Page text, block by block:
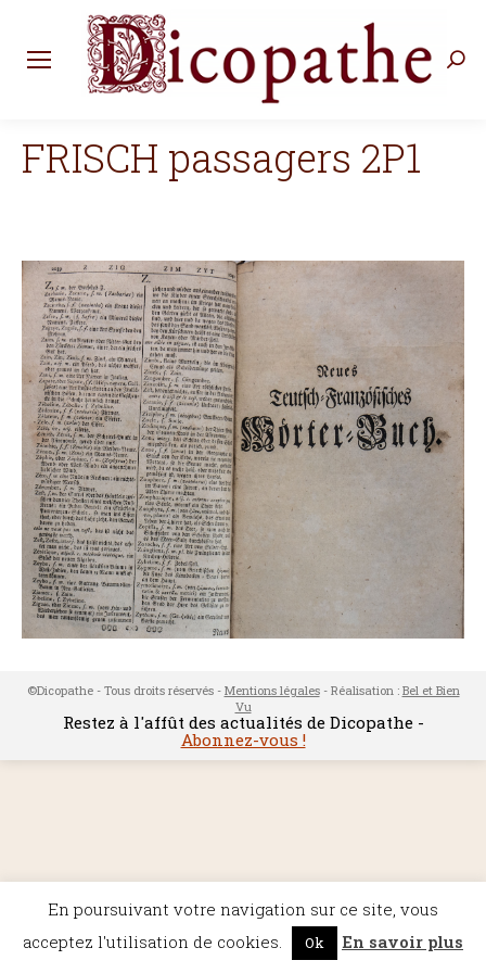
FRISCH passagers 2P1
©Dicopathe - Tous droits réservés - Mentions légales- Réalisation : Bel et Bien
Vu
Restez à l'affût des actualités de Dicopathe -
Abonnez-vous !
En poursuivant votre navigation sur ce site, vous
acceptez l'utilisation de cookies.
Ok En savoir plus